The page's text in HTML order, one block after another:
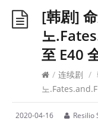
[韩剧]
노
至 E40
/ 连续剧 /
노
2020-04-16 Resilio